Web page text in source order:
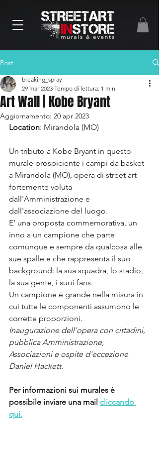
Post
Art Wall | Kobe Bryant
breaking_spray
29 mar 2023 Tempo di lettura: 1 min
Aggiornamento: 20 apr 2023
Location: Mirandola (MO)
Un tributo a Kobe Bryant in questo
murale prospiciente i campi da basket
a Mirandola (MO), opera di street art
fortemente voluta
dall'Amministrazione e
dall'associazione del luogo.
E’ una proposta commemorativa, un
inno a un campione che parte
comunque e sempre da qualcosa alle
sue spalle e che rappresenta il suo
background: la sua squadra, lo stadio,
la sua gente, i suoi fans.
Un campione è grande nella misura in
cui tutte le componenti assumono le
corrette proporzioni.
Inaugurazione dell'opera con cittadini,
pubblica Amministrazione,
Associazioni e ospite d'eccezione
Daniel Hackett.
Per informazioni sui murales è
possibile inviare una mail cliccando
qui.